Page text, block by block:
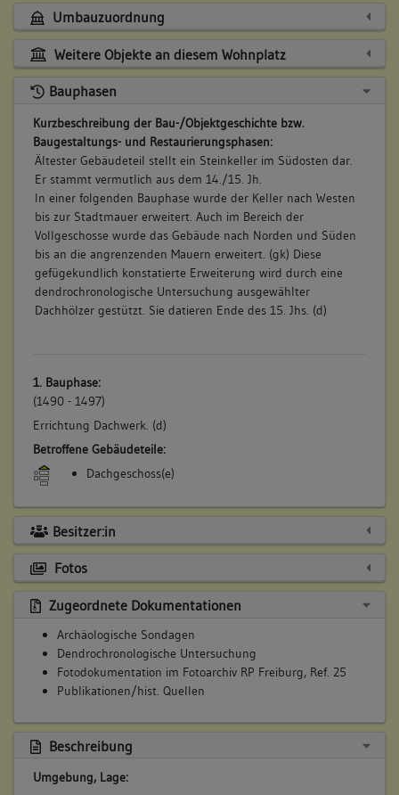
Umbauzuordnung
Weitere Objekte an diesem Wohnplatz
Bauphasen
Kurzbeschreibung der Bau-/Objektgeschichte bzw.
Baugestaltungs- und Restaurierungsphasen:
Ältester Gebäudeteil stellt ein Steinkeller im Südosten dar.
Er stammt vermutlich aus dem 14./15. Jh.
In einer folgenden Bauphase wurde der Keller nach Westen
bis zur Stadtmauer erweitert. Auch im Bereich der
Vollgeschosse wurde das Gebäude nach Norden und Süden
bis an die angrenzenden Mauern erweitert. (gk) Diese
gefügekundlich konstatierte Erweiterung wird durch eine
dendrochronologische Untersuchung ausgewählter
Dachhölzer gestützt. Sie datieren Ende des 15. Jhs. (d)
1. Bauphase:
(1490 - 1497)
Errichtung Dachwerk. (d)
Betroffene Gebäudeteile:
Dachgeschoss(e)
Besitzer:in
Fotos
Zugeordnete Dokumentationen
Archäologische Sondagen
Dendrochronologische Untersuchung
Fotodokumentation im Fotoarchiv RP Freiburg, Ref. 25
Publikationen/hist. Quellen
Beschreibung
Umgebung, Lage: